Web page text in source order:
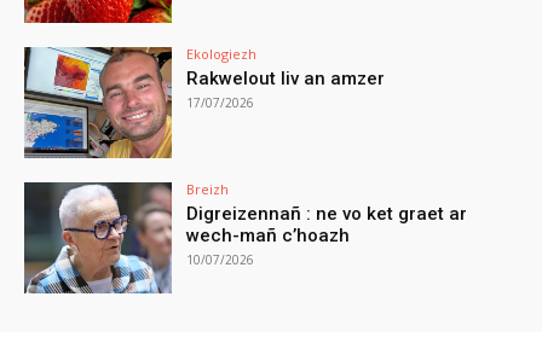
Ekologiezh
Rakwelout liv an amzer
17/07/2026
Breizh
Digreizennañ : ne vo ket graet ar
wech-mañ c’hoazh
10/07/2026